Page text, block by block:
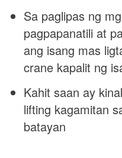
Sa paglipas ng
pagpapanatili at
ang isang mas
crane kapalit ng
Kahit saan ay
lifting kagamitan
batayan